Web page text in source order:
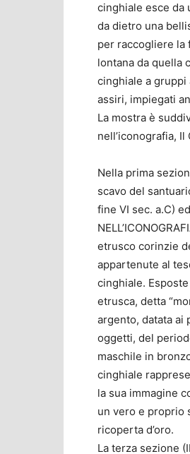
cinghiale esce da
da dietro una
per raccogliere la
lontana da quella
cinghiale a
assiri, impiegati
La mostra è
nell’iconografia,
Nella prima
scavo del
fine VI sec. a.C)
etrusco corinzie
appartenute al
cinghiale.
etrusca, detta
argento, datata ai
oggetti, del
maschile in
cinghiale
la sua immagine
un vero e proprio
ricoperta d’oro.
La terza sezione